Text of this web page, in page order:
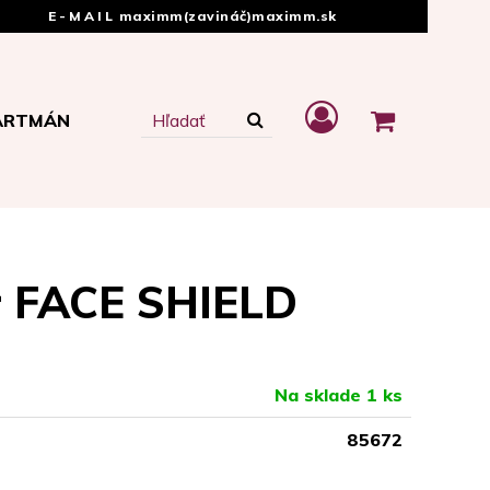
E-MAIL maximm(zavináč)maximm.sk
SHIELD
Na sklade 1 ks
85672